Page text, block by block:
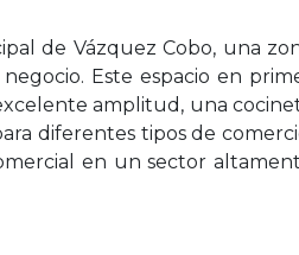
de Vázquez Cobo, una
Este espacio en
amplitud, una
diferentes tipos de
en un sector